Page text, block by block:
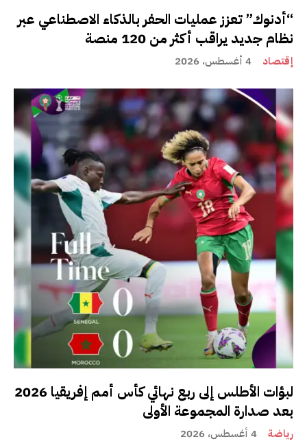
“أدنوك” تعزز عمليات الحفر بالذكاء الاصطناعي عبر
نظام جديد يراقب أكثر من 120 منصة
إقتصاد 4 أغسطس، 2026
لبؤات الأطلس إلى ربع نهائي كأس أمم إفريقيا 2026
بعد صدارة المجموعة الأولى
رياضة 4 أغسطس، 2026